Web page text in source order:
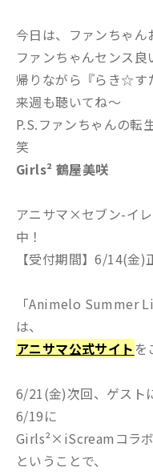
今日は、ファンちゃ
ファンちゃんセンス良
帰りながら『らき☆す
来週も聴いてね〜
P.S.ファンちゃんの転
笑
Girls² 鶴屋美咲
アニサマ×セブン-イ
中！
【受付期間】6/14(金
「Animelo Summer
は、
アニサマ公式サイト を
6/21(金)次回、ゲスト
6/19に
Girls²×iScreamコラ
ということで、